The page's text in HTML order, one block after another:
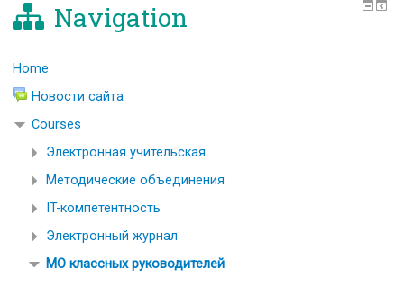
Navigation
Home
Новости сайта
Courses
Электронная учительская
Методические объединения
IT-компетентность
Электронный журнал
МО классных руководителей